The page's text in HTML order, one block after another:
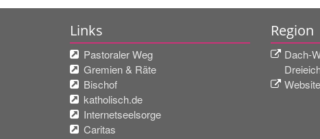
Links
Pastoraler Weg
Gremien & Räte
Bischof
katholisch.de
Internetseelsorge
Caritas
Region
Dach-